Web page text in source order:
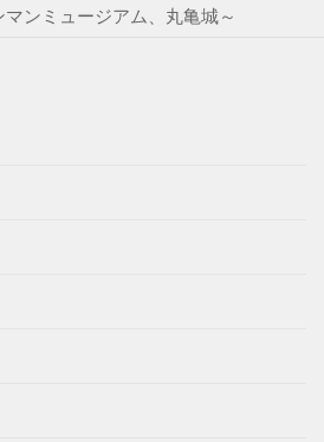
マンミュージアム、丸亀城～